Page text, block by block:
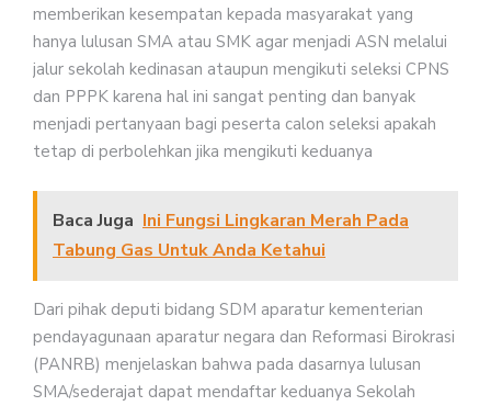
memberikan kesempatan kepada masyarakat yang
hanya lulusan SMA atau SMK agar menjadi ASN melalui
jalur sekolah kedinasan ataupun mengikuti seleksi CPNS
dan PPPK karena hal ini sangat penting dan banyak
menjadi pertanyaan bagi peserta calon seleksi apakah
tetap di perbolehkan jika mengikuti keduanya
Baca Juga Ini Fungsi Lingkaran Merah Pada
Tabung Gas Untuk Anda Ketahui
Dari pihak deputi bidang SDM aparatur kementerian
pendayagunaan aparatur negara dan Reformasi Birokrasi
(PANRB) menjelaskan bahwa pada dasarnya lulusan
SMA/sederajat dapat mendaftar keduanya Sekolah